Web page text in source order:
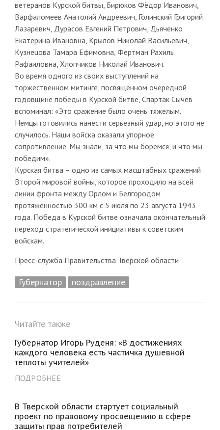
ветеранов Курской битвы, Бирюков Фёдор Иванович,
Варфаломеев Анатолий Андреевич, Голинский Григорий
Лазаревич, Дурасов Евгений Петрович, Дьяченко
Екатерина Ивановна, Крылов Николай Васильевич,
Кузнецова Тамара Ефимовна, Фертман Рахиль
Рафаиловна, Хлопчиков Николай Иванович.
Во время одного из своих выступлений на
торжественном митинге, посвященном очередной
годовщине победы в Курской битве, Спартак Сычёв
вспоминал: «Это сражение было очень тяжелым.
Немцы готовились нанести серьезный удар, но этого не
случилось. Наши войска оказали упорное
сопротивление. Мы знали, за что мы боремся, и что мы
победим».
Курская битва – одно из самых масштабных сражений
Второй мировой войны, которое проходило на всей
линии фронта между Орлом и Белгородом
протяженностью 300 км с 5 июля по 23 августа 1943
года. Победа в Курской битве означала окончательный
переход стратегической инициативы к советским
войскам.
Пресс-служба Правительства Тверской области
Губернатор поздравление
Читайте также
Губернатор Игорь Руденя: «В достижениях
каждого человека есть частичка душевной
теплоты учителей»
ПОДРОБНЕЕ
В Тверской области стартует социальный
проект по правовому просвещению в сфере
защиты прав потребителей